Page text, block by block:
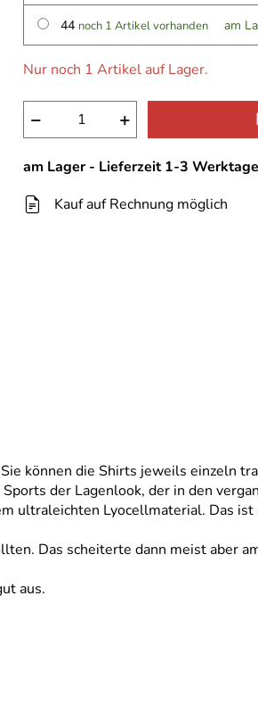
44 noch 1 Artikel vorhanden am
Nur noch 1 Artikel auf Lager.
− +
am Lager - Lieferzeit 1-3 Werktage
Kauf auf Rechnung möglich
können die Shirts jeweils einzeln
der Lagenlook, der in den
ultraleichten Lyocellmaterial. Das ist
Das scheiterte dann meist aber
aus.